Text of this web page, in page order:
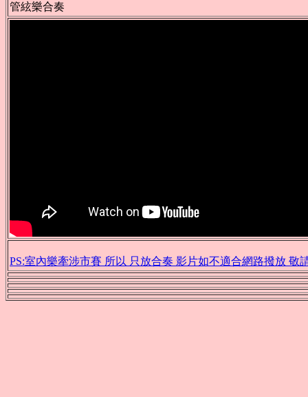
管絃樂合奏
PS:室內樂牽涉市賽 所以 只放合奏 影片如不適合網路撥放 敬